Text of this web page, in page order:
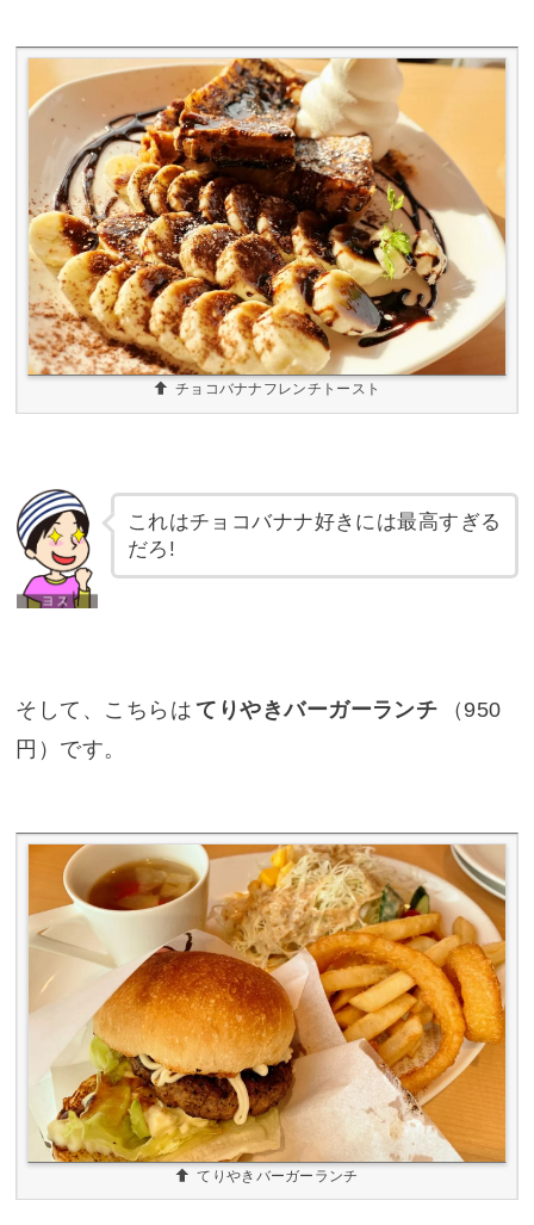
チョコバナナフレンチトースト
これはチョコバナナ好きには最高すぎる
だろ!
そして、こちらは てりやきバーガーランチ
（950
円）です。
てりやきバーガーランチ